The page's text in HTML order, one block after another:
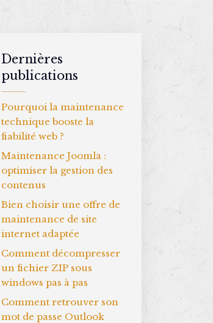
Dernières
publications
Pourquoi la maintenance
technique booste la
fiabilité web ?
Maintenance Joomla :
optimiser la gestion des
contenus
Bien choisir une offre de
maintenance de site
internet adaptée
Comment décompresser
un fichier ZIP sous
windows pas à pas
Comment retrouver son
mot de passe Outlook